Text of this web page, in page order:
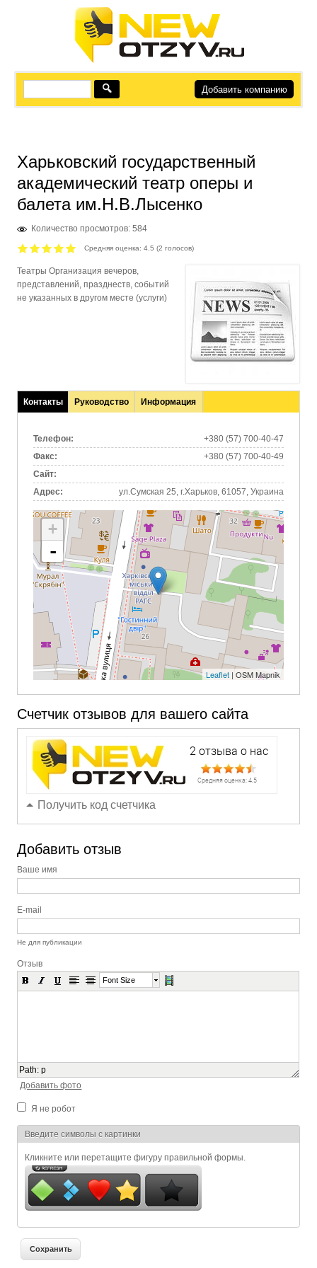
Добавить компанию
Харьковский государственный
академический театр оперы и
балета им.Н.В.Лысенко
Количество просмотров: 584
Средняя оценка:4.5 (2 голосов)
Театры Организация вечеров,
представлений, празднеств, событий
не указанных в другом месте (услуги)
Контакты
(активная
Руководство Информация
Телефон:
+380 (57) 700-40-47
Факс:
+380 (57) 700-40-49
Сайт:
Адрес:
ул.Сумская 25, г.Харьков, 61057, Украина
+
-
Leaflet| OSM Mapnik
Счетчик отзывов для вашего сайта
Получить код счетчика
Добавить отзыв
Ваше имя
E-mail
Не для публикации
Отзыв
Font Size
Path:p
Добавить фото
Я не робот
Я спамер
Введите символы с картинки
Кликните или перетащите фигуру правильной формы.